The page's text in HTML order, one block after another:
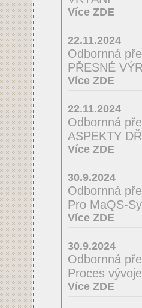
Více ZDE
22.11.2024
Odbornná
PŘESNÉ
Více ZDE
22.11.2024
Odbornná
ASPEKTY
Více ZDE
30.9.2024
Odbornná
Pro MaQS-
Více ZDE
30.9.2024
Odbornná
Proces
Více ZDE